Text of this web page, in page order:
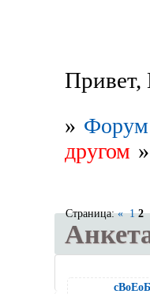
Привет,
» Форум
другом »
Страница:« 1 2